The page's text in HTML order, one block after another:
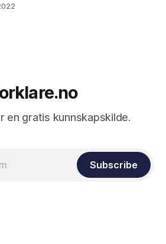
eksisterer uavhengig av
en gratis kunnskapskilde.
Subscribe